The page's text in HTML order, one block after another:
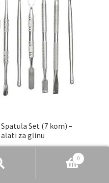
Spatula Set (7 kom) –
za glinu
0